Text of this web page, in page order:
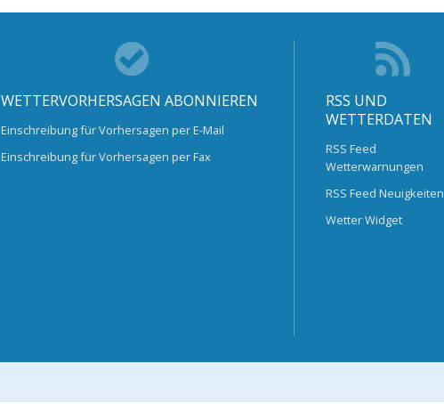
WETTERVORHERSAGEN ABONNIEREN
Einschreibung für Vorhersagen per E-Mail
Einschreibung für Vorhersagen per Fax
RSS UND
WETTERDATEN
RSS Feed
Wetterwarnungen
RSS Feed Neuigkeiten
Wetter Widget